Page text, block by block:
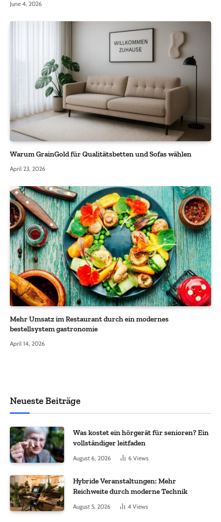
June 4, 2026
Warum GrainGold für Qualitätsbetten und Sofas wählen
April 23, 2026
Mehr Umsatz im Restaurant durch ein modernes
bestellsystem gastronomie
April 14, 2026
Neueste Beiträge
Was kostet ein hörgerät für senioren? Ein
vollständiger leitfaden
August 6, 2026 6 Views
Hybride Veranstaltungen: Mehr
Reichweite durch moderne Technik
August 5, 2026 4 Views